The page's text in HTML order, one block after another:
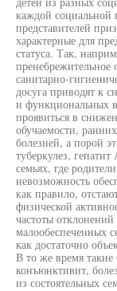
каждой социальной
представителей
характерные для
статуса. Так,
санитарно-
досуга приводят к
и функциональных
проявиться в
обучаемости,
болезней, а порой
туберкулез,
семьях, где
невозможность
как правило,
физической
частоты
малообеспеченных
как достаточно
В то же время такие
конъюнктивит,
из состоятельных